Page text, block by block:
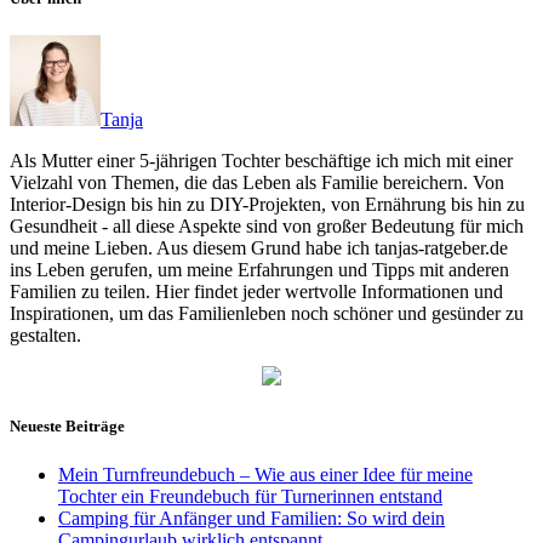
Tanja
Als Mutter einer 5-jährigen Tochter beschäftige ich mich mit einer
Vielzahl von Themen, die das Leben als Familie bereichern. Von
Interior-Design bis hin zu DIY-Projekten, von Ernährung bis hin zu
Gesundheit - all diese Aspekte sind von großer Bedeutung für mich
und meine Lieben. Aus diesem Grund habe ich tanjas-ratgeber.de
ins Leben gerufen, um meine Erfahrungen und Tipps mit anderen
Familien zu teilen. Hier findet jeder wertvolle Informationen und
Inspirationen, um das Familienleben noch schöner und gesünder zu
gestalten.
Neueste Beiträge
Mein Turnfreundebuch – Wie aus einer Idee für meine
Tochter ein Freundebuch für Turnerinnen entstand
Camping für Anfänger und Familien: So wird dein